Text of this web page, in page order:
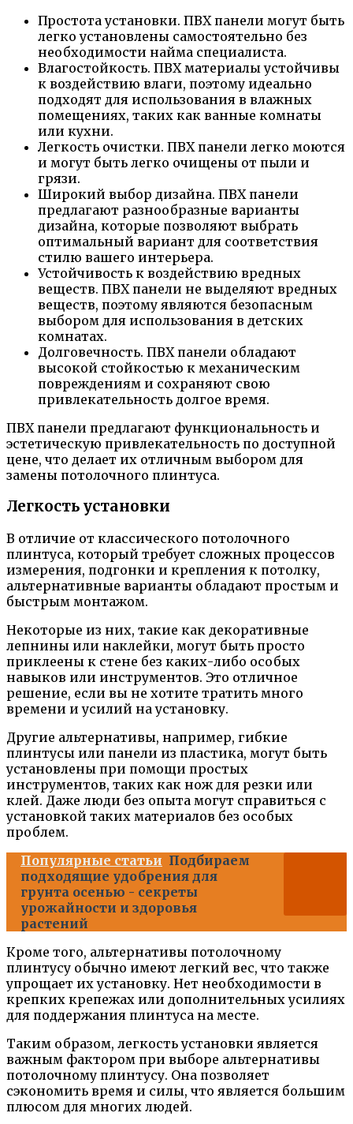
Простота установки. ПВХ панели могут быть
легко установлены самостоятельно без
необходимости найма специалиста.
Влагостойкость. ПВХ материалы устойчивы
к воздействию влаги, поэтому идеально
подходят для использования в влажных
помещениях, таких как ванные комнаты
или кухни.
Легкость очистки. ПВХ панели легко моются
и могут быть легко очищены от пыли и
грязи.
Широкий выбор дизайна. ПВХ панели
предлагают разнообразные варианты
дизайна, которые позволяют выбрать
оптимальный вариант для соответствия
стилю вашего интерьера.
Устойчивость к воздействию вредных
веществ. ПВХ панели не выделяют вредных
веществ, поэтому являются безопасным
выбором для использования в детских
комнатах.
Долговечность. ПВХ панели обладают
высокой стойкостью к механическим
повреждениям и сохраняют свою
привлекательность долгое время.
ПВХ панели предлагают функциональность и
эстетическую привлекательность по доступной
цене, что делает их отличным выбором для
замены потолочного плинтуса.
Легкость установки
В отличие от классического потолочного
плинтуса, который требует сложных процессов
измерения, подгонки и крепления к потолку,
альтернативные варианты обладают простым и
быстрым монтажом.
Некоторые из них, такие как декоративные
лепнины или наклейки, могут быть просто
приклеены к стене без каких-либо особых
навыков или инструментов. Это отличное
решение, если вы не хотите тратить много
времени и усилий на установку.
Другие альтернативы, например, гибкие
плинтусы или панели из пластика, могут быть
установлены при помощи простых
инструментов, таких как нож для резки или
клей. Даже люди без опыта могут справиться с
установкой таких материалов без особых
проблем.
Популярные статьи Подбираем
подходящие удобрения для
грунта осенью - секреты
урожайности и здоровья
растений
Кроме того, альтернативы потолочному
плинтусу обычно имеют легкий вес, что также
упрощает их установку. Нет необходимости в
крепких крепежах или дополнительных усилиях
для поддержания плинтуса на месте.
Таким образом, легкость установки является
важным фактором при выборе альтернативы
потолочному плинтусу. Она позволяет
сэкономить время и силы, что является большим
плюсом для многих людей.